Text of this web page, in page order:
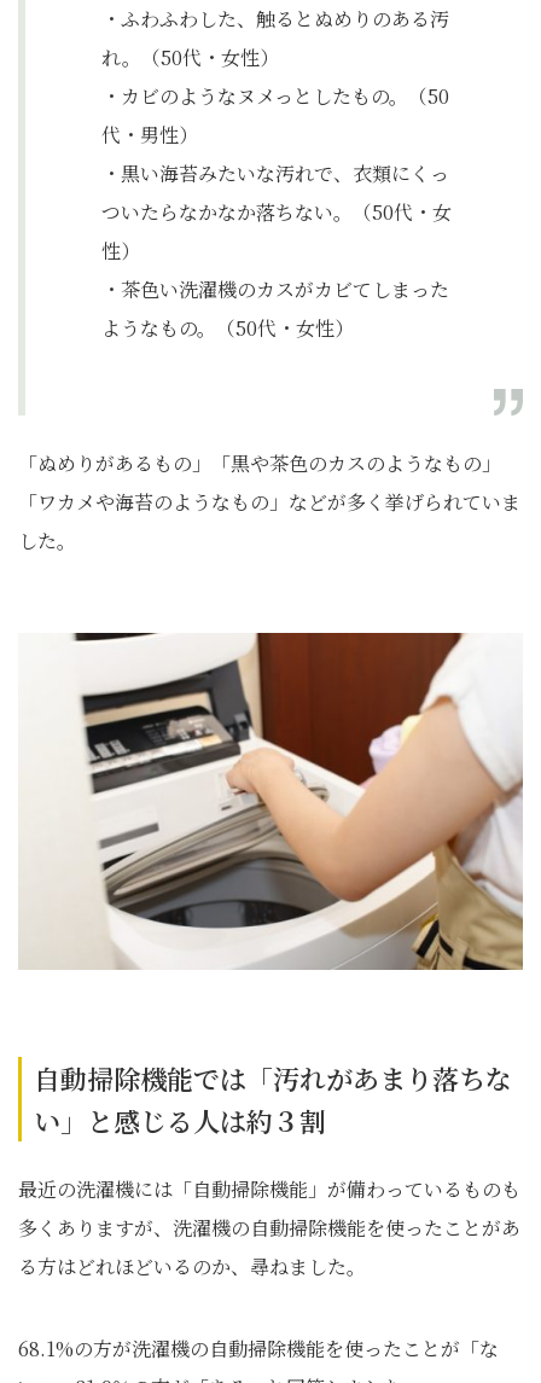
・ふわふわした、触るとぬめりのある汚
れ。（50代・女性）
・カビのようなヌメっとしたもの。（50
代・男性）
・黒い海苔みたいな汚れで、衣類にくっ
ついたらなかなか落ちない。（50代・女
性）
・茶色い洗濯機のカスがカビてしまった
ようなもの。（50代・女性）
「ぬめりがあるもの」「黒や茶色のカスのようなもの」
「ワカメや海苔のようなもの」などが多く挙げられていま
した。
自動掃除機能では「汚れがあまり落ちな
い」と感じる人は約３割
最近の洗濯機には「自動掃除機能」が備わっているものも
多くありますが、洗濯機の自動掃除機能を使ったことがあ
る方はどれほどいるのか、尋ねました。
68.1%の方が洗濯機の自動掃除機能を使ったことが「な